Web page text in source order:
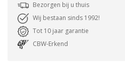
Bezorgen bij u thuis
Wij bestaan sinds 1992!
Tot 10 jaar garantie
CBW-Erkend